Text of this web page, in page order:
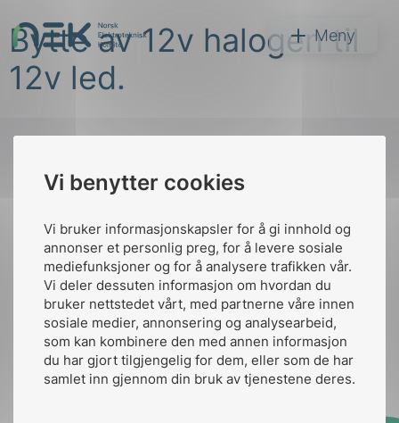
Vi benytter cookies
Vi bruker informasjonskapsler for å gi innhold og
annonser et personlig preg, for å levere sosiale
mediefunksjoner og for å analysere trafikken vår.
Vi deler dessuten informasjon om hvordan du
bruker nettstedet vårt, med partnerne våre innen
sosiale medier, annonsering og analysearbeid,
som kan kombinere den med annen informasjon
du har gjort tilgjengelig for dem, eller som de har
samlet inn gjennom din bruk av tjenestene deres.
til
innhold
NEK Meny
Søk
Bytte av 12v halogen til
12v led.
Kontakt oss
Ansatte
nek@nek.no
Kontakt
Bruk av Cookies
toppen